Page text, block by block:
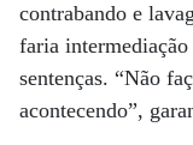
contrabando e
faria
sentenças. “Não
acontecendo”,